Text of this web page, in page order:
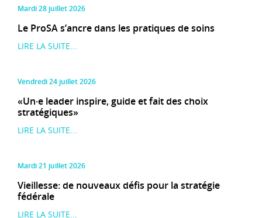
mardi 28 juillet 2026
Le ProSA s’ancre dans les pratiques de soins
LIRE LA SUITE...
vendredi 24 juillet 2026
«Un·e leader inspire, guide et fait des choix
stratégiques»
LIRE LA SUITE...
mardi 21 juillet 2026
Vieillesse: de nouveaux défis pour la stratégie
fédérale
LIRE LA SUITE...